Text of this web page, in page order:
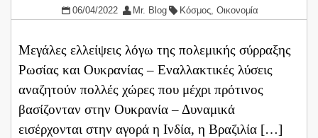
06/04/2022 Mr. Blog Κόσμος,Οικονομία
Μεγάλες ελλείψεις λόγω της πολεμικής σύρραξης
Ρωσίας και Ουκρανίας – Εναλλακτικές λύσεις
αναζητούν πολλές χώρες που μέχρι πρότινος
βασίζονταν στην Ουκρανία – Δυναμικά
εισέρχονται στην αγορά η Ινδία, η Βραζιλία […]